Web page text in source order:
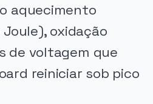
aquecimento
oxidação
de voltagem que
reiniciar sob pico